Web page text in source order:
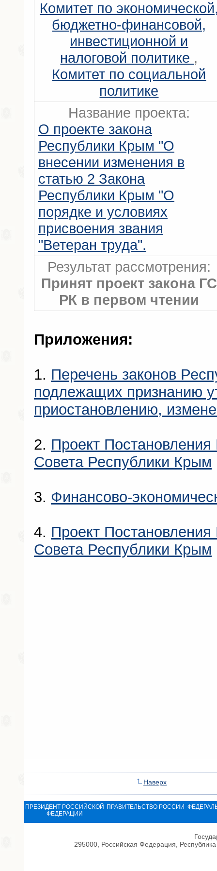
Комитет по
бюджетно-финансовой,
инвестиционной и
налоговой политике ,
Комитет по социальной
политике
Название проекта:
О проекте закона
Республики Крым "О
внесении изменения в
статью 2 Закона
Республики Крым "О
порядке и условиях
присвоения звания
"Ветеран труда".
Результат рассмотрения:
Принят проект закона ГС
РК в первом чтении
Приложения:
1. Перечень законов
подлежащих признанию
приостановлению,
2. Проект Постановления
Совета Республики Крым
3. Финансово-
4. Проект Постановления
Совета Республики Крым
Наверх
ПРЕЗИДЕНТ РОССИЙСКОЙ
ФЕДЕРАЦИИ
ПРАВИТЕЛЬСТВО РОССИИ
295000, Российская Федерация,